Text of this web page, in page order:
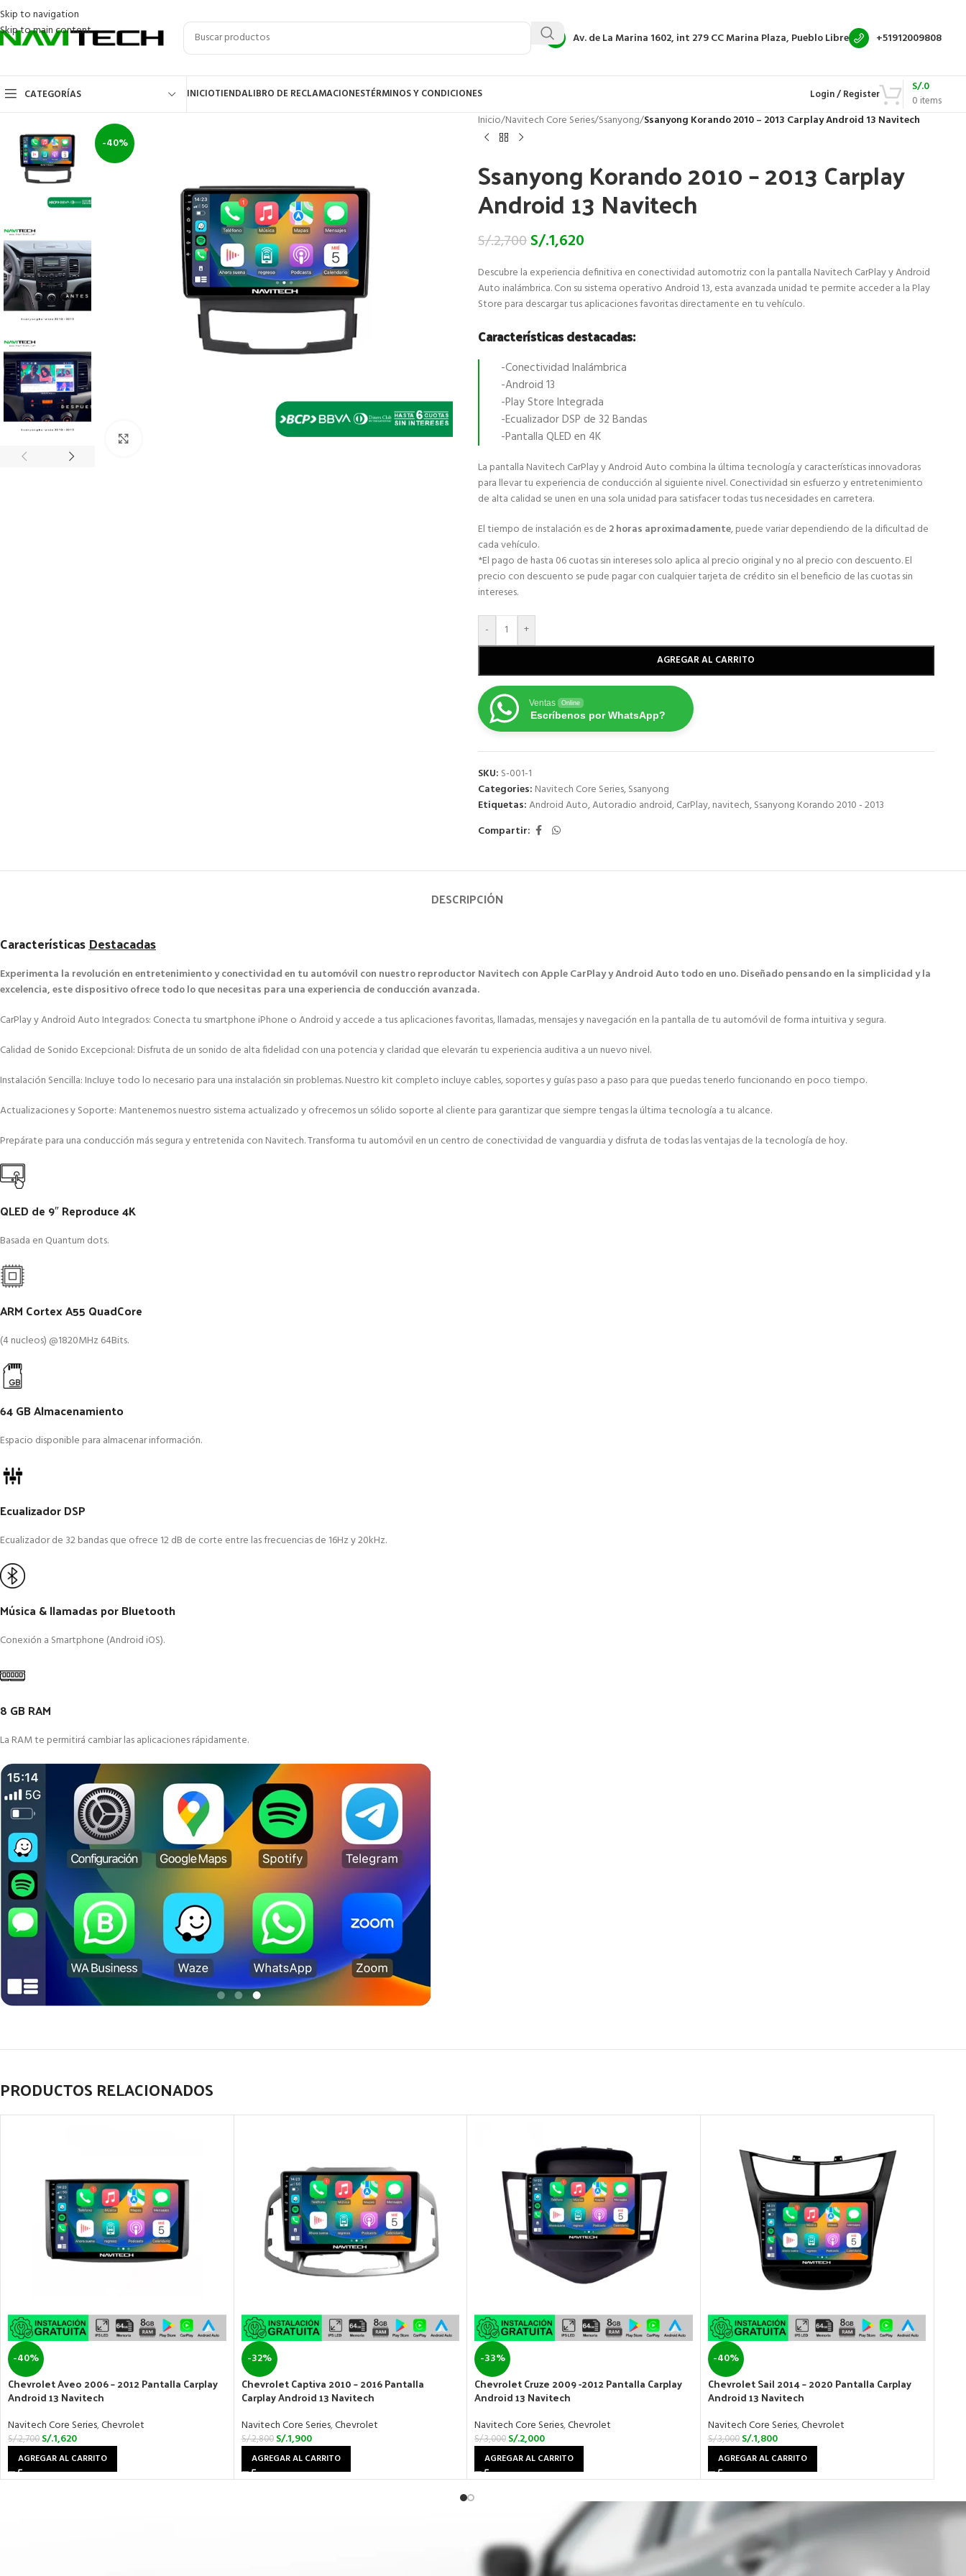
Skip to navigation
Skip to main content
Av. de La Marina 1602, int 279CC Marina Plaza, Pueblo Libre +51912009808
CATEGORÍAS INICIOTIENDALIBRO DE RECLAMACIONESTÉRMINOS Y CONDICIONES Login / Register 0 items
S/.0
-40%
Inicio/Navitech Core Series/Ssanyong/Ssanyong Korando 2010 – 2013 Carplay Android 13 Navitech
Ssanyong Korando 2010 – 2013 Carplay
Android 13 Navitech
S/.2,700S/.1,620
Descubre la experiencia definitiva en conectividad automotriz con la pantalla Navitech CarPlay y Android
Auto inalámbrica. Con su sistema operativo Android 13, esta avanzada unidad te permite acceder a la Play
Store para descargar tus aplicaciones favoritas directamente en tu vehículo.
Características destacadas:
-Conectividad Inalámbrica
-Android 13
-Play Store Integrada
-Ecualizador DSP de 32 Bandas
-Pantalla QLED en 4K
La pantalla Navitech CarPlay y Android Auto combina la última tecnología y características innovadoras
para llevar tu experiencia de conducción al siguiente nivel. Conectividad sin esfuerzo y entretenimiento
de alta calidad se unen en una sola unidad para satisfacer todas tus necesidades en carretera.
El tiempo de instalación es de 2 horas aproximadamente, puede variar dependiendo de la dificultad de
cada vehículo.
*El pago de hasta 06 cuotas sin intereses solo aplica al precio original y no al precio con descuento. El
precio con descuento se pude pagar con cualquier tarjeta de crédito sin el beneficio de las cuotas sin
intereses.
- +
AGREGAR AL CARRITO
Ventas Online
Escríbenos por WhatsApp?
SKU: S-001-1
Categories: Navitech Core Series,Ssanyong
Etiquetas:Android Auto,Autoradio android,CarPlay,navitech,Ssanyong Korando 2010 - 2013
Compartir:
DESCRIPCIÓN
CaracterísticasDestacadas
Experimenta la revolución en entretenimiento y conectividad en tu automóvil con nuestro reproductor Navitech con Apple CarPlay y Android Auto todo en uno. Diseñado pensando en la simplicidad y la
excelencia, este dispositivo ofrece todo lo que necesitas para una experiencia de conducción avanzada.
CarPlay y Android Auto Integrados: Conecta tu smartphone iPhone o Android y accede a tus aplicaciones favoritas, llamadas, mensajes y navegación en la pantalla de tu automóvil de forma intuitiva y segura.
Calidad de Sonido Excepcional: Disfruta de un sonido de alta fidelidad con una potencia y claridad que elevarán tu experiencia auditiva a un nuevo nivel.
Instalación Sencilla: Incluye todo lo necesario para una instalación sin problemas. Nuestro kit completo incluye cables, soportes y guías paso a paso para que puedas tenerlo funcionando en poco tiempo.
Actualizaciones y Soporte: Mantenemos nuestro sistema actualizado y ofrecemos un sólido soporte al cliente para garantizar que siempre tengas la última tecnología a tu alcance.
Prepárate para una conducción más segura y entretenida con Navitech. Transforma tu automóvil en un centro de conectividad de vanguardia y disfruta de todas las ventajas de la tecnología de hoy.
QLED de 9″ Reproduce 4K
Basada en Quantum dots.
ARM Cortex A55 QuadCore
(4 nucleos) @1820MHz 64Bits.
64 GB Almacenamiento
Espacio disponible para almacenar información.
Ecualizador DSP
Ecualizador de 32 bandas que ofrece 12 dB de corte entre las frecuencias de 16Hz y 20kHz.
Música & llamadas por Bluetooth
Conexión a Smartphone (Android iOS).
8 GB RAM
La RAM te permitirá cambiar las aplicaciones rápidamente.
PRODUCTOS RELACIONADOS
-40%
Chevrolet Aveo 2006 – 2012 Pantalla Carplay
Android 13 Navitech
Navitech Core Series,Chevrolet
S/.2,700 S/.1,620
AGREGAR AL CARRITO
-32%
Chevrolet Captiva 2010 – 2016 Pantalla
Carplay Android 13 Navitech
Navitech Core Series,Chevrolet
S/.2,800 S/.1,900
AGREGAR AL CARRITO
-33%
Chevrolet Cruze 2009 -2012 Pantalla Carplay
Android 13 Navitech
Navitech Core Series,Chevrolet
S/.3,000 S/.2,000
AGREGAR AL CARRITO
-40%
Chevrolet Sail 2014 – 2020 Pantalla Carplay
Android 13 Navitech
Navitech Core Series,Chevrolet
S/.3,000 S/.1,800
AGREGAR AL CARRITO